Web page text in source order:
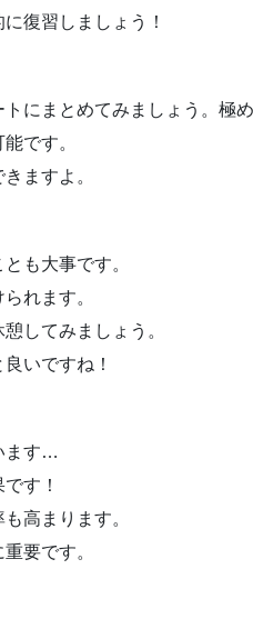
復習しましょう！
にまとめてみましょう。極
です。
ますよ。
も大事です。
れます。
してみましょう。
いですね！
ます…
す！
高まります。
要です。